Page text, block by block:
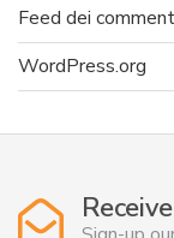
Feed dei
WordPress.org